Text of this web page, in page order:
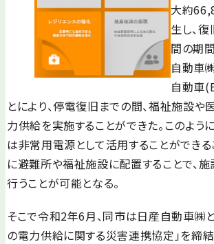
大約
生し、
間の期
自動車
自動車
とにより、停電復旧までの間、福祉施設
力供給を実施することができた。このよう
は非常用電源として活用することができる
に避難所や福祉施設に配置することで、
行うことが可能となる。
そこで令和2年6月、同市は日産自動車㈱
の電力供給に関する災害連携協定」を締